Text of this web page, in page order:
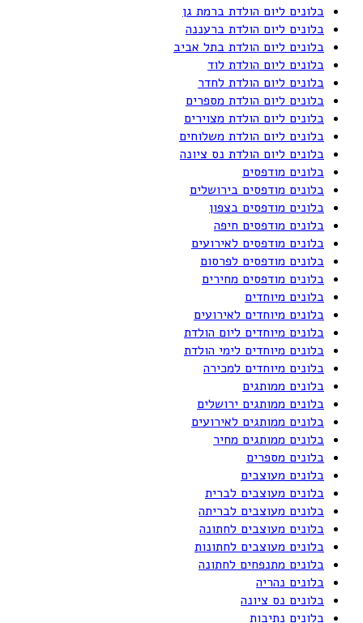
בלונים ליום הולדת ברמת גן
בלונים ליום הולדת ברעננה
בלונים ליום הולדת בתל אביב
בלונים ליום הולדת לוד
בלונים ליום הולדת לחדר
בלונים ליום הולדת מספרים
בלונים ליום הולדת מצוירים
בלונים ליום הולדת משלוחים
בלונים ליום הולדת נס ציונה
בלונים מודפסים
בלונים מודפסים בירושלים
בלונים מודפסים בצפון
בלונים מודפסים חיפה
בלונים מודפסים לאירועים
בלונים מודפסים לפרסום
בלונים מודפסים מחירים
בלונים מיוחדים
בלונים מיוחדים לאירועים
בלונים מיוחדים ליום הולדת
בלונים מיוחדים לימי הולדת
בלונים מיוחדים למכירה
בלונים ממותגים
בלונים ממותגים ירושלים
בלונים ממותגים לאירועים
בלונים ממותגים מחיר
בלונים מספרים
בלונים מעוצבים
בלונים מעוצבים לברית
בלונים מעוצבים לבריתה
בלונים מעוצבים לחתונה
בלונים מעוצבים לחתונות
בלונים מתנפחים לחתונה
בלונים נהריה
בלונים נס ציונה
בלונים נתיבות